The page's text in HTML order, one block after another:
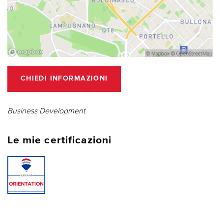
CHIEDI INFORMAZIONI
Business Development
Le mie certificazioni